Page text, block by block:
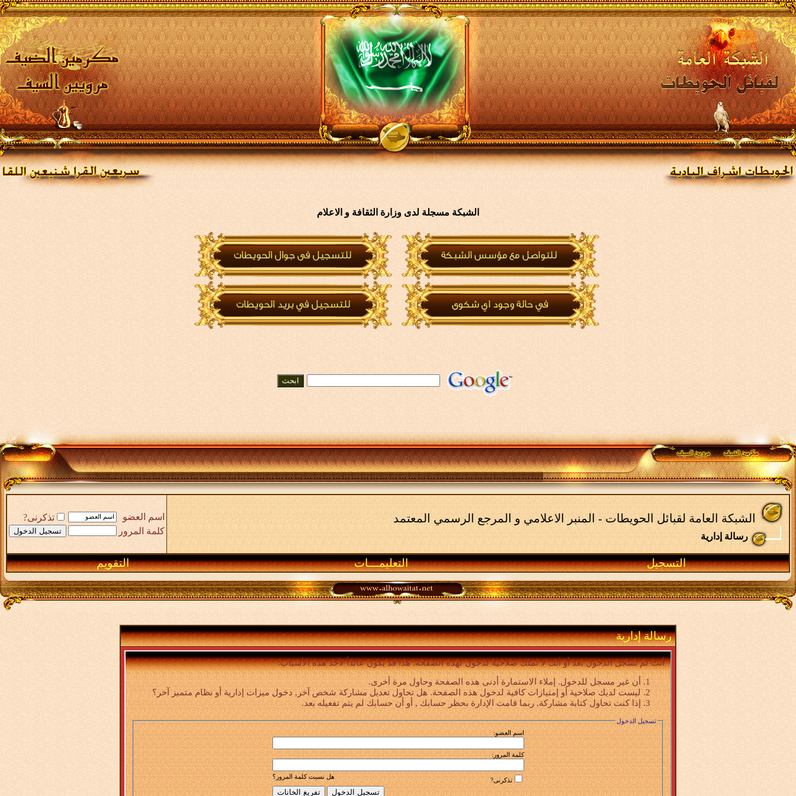
الشبكة مسجلة لدى وزارة الثقافة و الاعلام
الشبكة العامة لقبائل الحويطات - المنبر الاعلامي و المرجع الرسمي المعتمد
رسالة إدارية
اسم العضو
تذكرنى?
كلمة المرور
التسجيل التعليمـــات التقويم
رسالة إدارية
أنت لم تسجل الدخول بعد أو أنك لا تملك صلاحية لدخول لهذه الصفحة. هذا قد يكون عائداً لأحد هذه الأسباب:
أن غير مسجل للدخول. إملاء الاستمارة أدنى هذه الصفحة وحاول مرة أخرى.
ليست لديك صلاحية أو إمتيازات كافية لدخول هذه الصفحة. هل تحاول تعديل مشاركة شخص آخر, دخول ميزات إدارية أو نظام متميز آخر؟
إذا كنت تحاول كتابة مشاركة, ربما قامت الإدارة بحظر حسابك , أو أن حسابك لم يتم تفعيله بعد.
تسجيل الدخول
اسم العضو:
كلمة المرور:
هل نسيت كلمة المرور؟ تذكرنى?